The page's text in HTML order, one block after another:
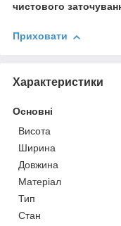
чистового
Приховати
Характеристики
Основні
Висота
Ширина
Довжина
Матеріал
Тип
Стан